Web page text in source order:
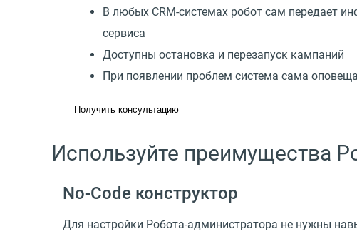
В любых CRM-системах робот сам передает
сервиса
Доступны остановка и перезапуск кампаний
При появлении проблем система сама
Получить консультацию
Используйте преимущества
No-Code конструктор
Для настройки Робота-администратора не нужны